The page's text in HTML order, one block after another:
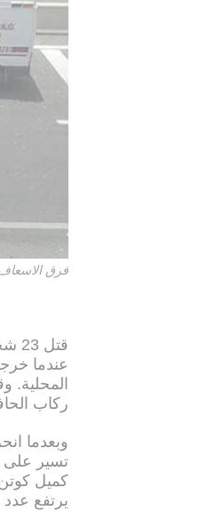
فرق الاسعاف
عندما
المحلية.
ركاب الحافلة على
تسير على
كميل
يرتفع عدد